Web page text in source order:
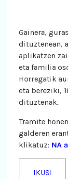
Gainera,
dituztenean,
aplikatzen
eta familia
Horregatik
eta bereziki,
dituztenak.
Tramite
galderen
klikatuz: NA
IKUSI